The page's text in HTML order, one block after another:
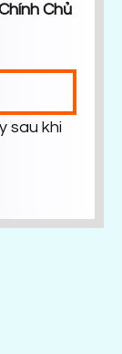
Chủ
sau khi